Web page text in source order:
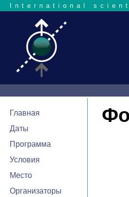
International
Главная
Даты
Программа
Условия
Место
Организаторы